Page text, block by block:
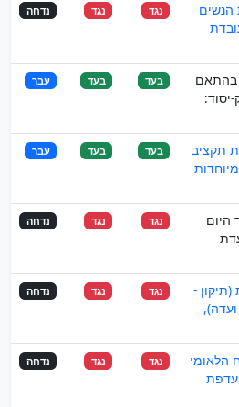
הנשים
נגד נגד נדחה
בהתאם
יסוד:
בעד בעד עבר
תקציב
בעד בעד עבר
היום
נגד נגד נדחה
-
נגד נגד נדחה
הלאומי
נגד נגד נדחה